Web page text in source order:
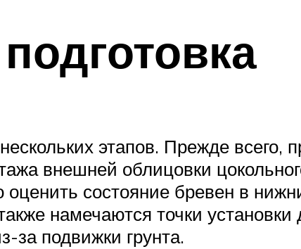
этапов. Прежде всего,
внешней облицовки
состояние бревен в
намечаются точки
за подвижки грунта.